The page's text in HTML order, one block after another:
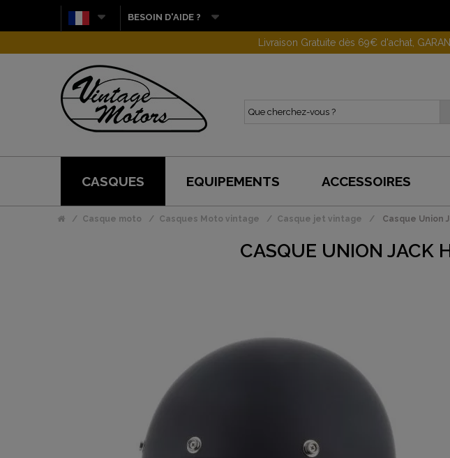
BESOIN D'AIDE ?
Gagnez 10 euros en
CASQUES EQUIPEMENTS ACCESSOIRES
Casque moto Casques Moto vintage Casque jet vintage Casque Union
CASQUE UNION JACK